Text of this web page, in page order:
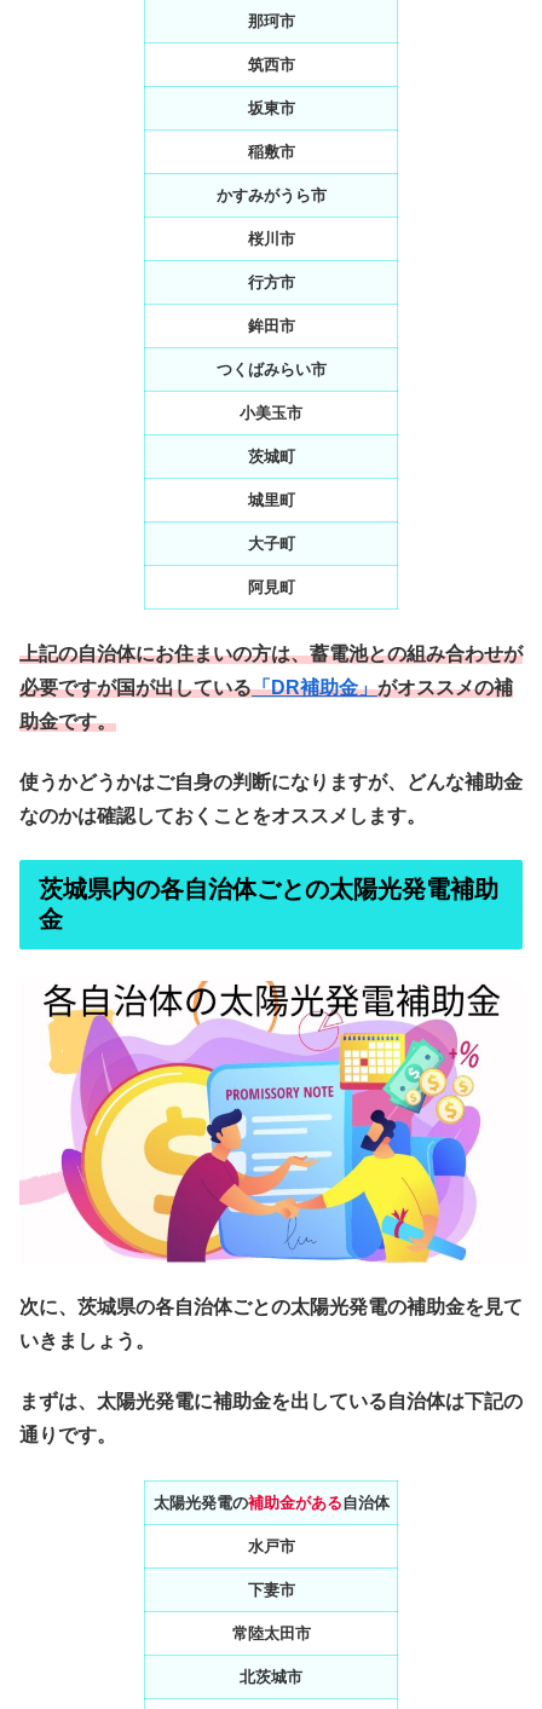
那珂市
筑西市
坂東市
稲敷市
かすみがうら市
桜川市
行方市
鉾田市
つくばみらい市
小美玉市
茨城町
城里町
大子町
阿見町
上記の自治体にお住まいの方は、蓄電池との組み合わせが
必要ですが国が出している「DR補助金」がオススメの補
助金です。
使うかどうかはご自身の判断になりますが、どんな補助金
なのかは確認しておくことをオススメします。
茨城県内の各自治体ごとの太陽光発電補助
金
次に、茨城県の各自治体ごとの太陽光発電の補助金を見て
いきましょう。
まずは、太陽光発電に補助金を出している自治体は下記の
通りです。
太陽光発電の補助金がある自治体
水戸市
下妻市
常陸太田市
北茨城市